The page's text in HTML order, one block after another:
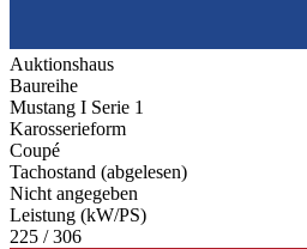
Auktionshaus
Baureihe
Mustang I Serie 1
Karosserieform
Coupé
Tachostand (abgelesen)
Nicht angegeben
Leistung (kW/PS)
225 / 306